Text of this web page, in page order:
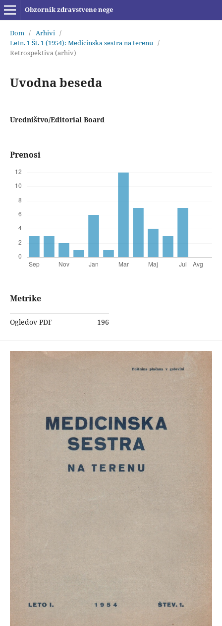
Obzornik zdravstvene nege
Dom / Arhivi /
Letn. 1 Št. 1 (1954): Medicinska sestra na terenu /
Retrospektiva (arhiv)
Uvodna beseda
Uredništvo/Editorial Board
Prenosi
Metrike
Ogledov PDF 196